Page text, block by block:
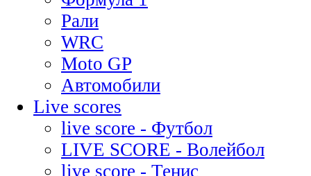
Рали
WRC
Moto GP
Автомобили
Live scores
live score - Футбол
LIVE SCORE - Волейбол
live score - Тенис